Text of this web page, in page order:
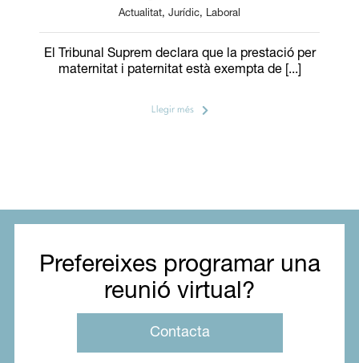
Actualitat, Jurídic, Laboral
El Tribunal Suprem declara que la prestació per
maternitat i paternitat està exempta de [...]
Llegir més
Prefereixes programar una
reunió virtual?
Contacta